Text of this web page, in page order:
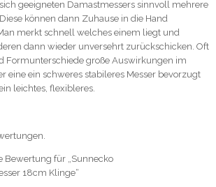
geeigneten Damastmessers sinnvoll mehrere
können dann Zuhause in die Hand
merkt schnell welches einem liegt und
dann wieder unversehrt zurückschicken. Oft
Formunterschiede große Auswirkungen im
eine ein schweres stabileres Messer bevorzugt
leichtes, flexibleres.
Bewertung für „Sunnecko
18cm Klinge“